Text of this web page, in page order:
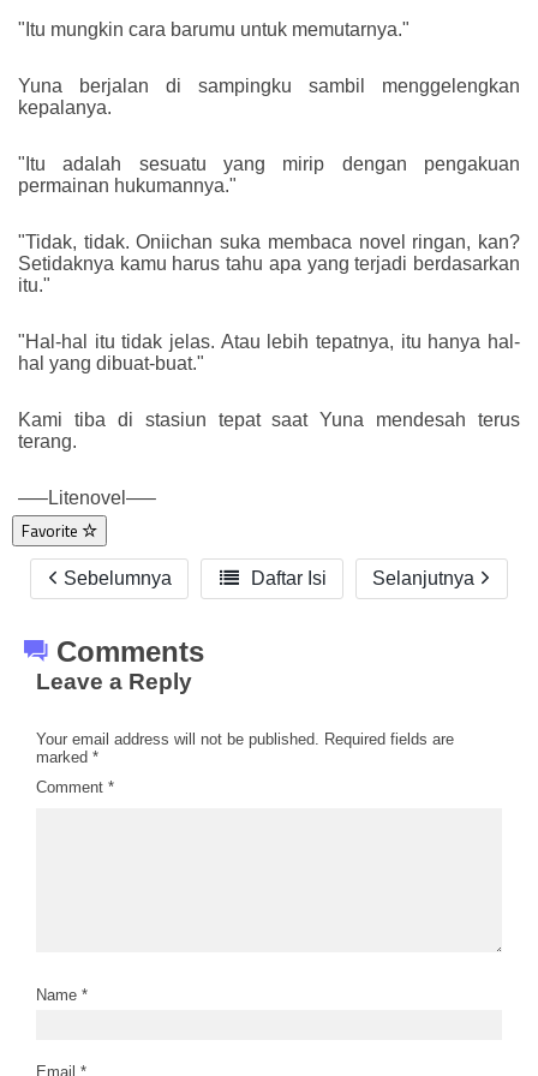
"Itu mungkin cara barumu untuk memutarnya."
Yuna berjalan di sampingku sambil menggelengkan
kepalanya.
"Itu adalah sesuatu yang mirip dengan pengakuan
permainan hukumannya."
"Tidak, tidak. Oniichan suka membaca novel ringan, kan?
Setidaknya kamu harus tahu apa yang terjadi berdasarkan
itu."
"Hal-hal itu tidak jelas. Atau lebih tepatnya, itu hanya hal-
hal yang dibuat-buat."
Kami tiba di stasiun tepat saat Yuna mendesah terus
terang.
—–Litenovel—–
Favorite
Sebelumnya  Daftar Isi Selanjutnya
Comments
Leave a Reply
Your email address will not be published. Required fields are
marked *
Comment *
Name *
Email *